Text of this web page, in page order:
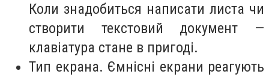
Коли знадобиться написати листа чи
створити текстовий документ —
клавіатура стане в пригоді.
Тип екрана. Ємнісні екрани реагують